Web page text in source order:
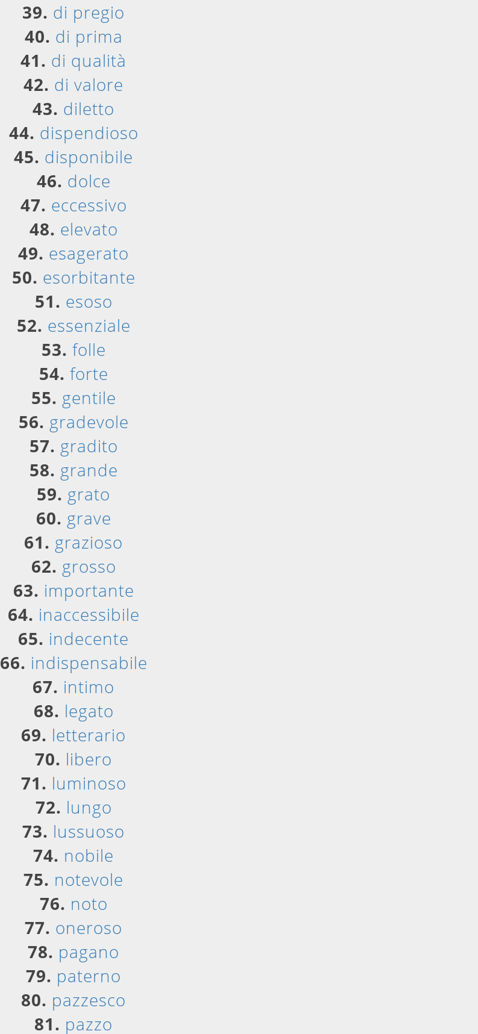
39. di pregio
40. di prima
41. di qualità
42. di valore
43. diletto
44. dispendioso
45. disponibile
46. dolce
47. eccessivo
48. elevato
49. esagerato
50. esorbitante
51. esoso
52. essenziale
53. folle
54. forte
55. gentile
56. gradevole
57. gradito
58. grande
59. grato
60. grave
61. grazioso
62. grosso
63. importante
64. inaccessibile
65. indecente
66. indispensabile
67. intimo
68. legato
69. letterario
70. libero
71. luminoso
72. lungo
73. lussuoso
74. nobile
75. notevole
76. noto
77. oneroso
78. pagano
79. paterno
80. pazzesco
81. pazzo